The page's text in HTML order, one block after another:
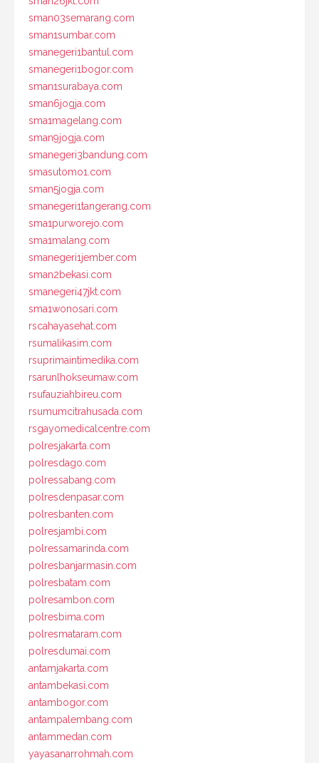
sman03semarang.com
sman1sumbar.com
smanegeri1bantul.com
smanegeri1bogor.com
sman1surabaya.com
sman6jogja.com
sma1magelang.com
sman9jogja.com
smanegeri3bandung.com
smasutomo1.com
sman5jogja.com
smanegeri1tangerang.com
sma1purworejo.com
sma1malang.com
smanegeri1jember.com
sman2bekasi.com
smanegeri47jkt.com
sma1wonosari.com
rscahayasehat.com
rsumalikasim.com
rsuprimaintimedika.com
rsarunlhokseumaw.com
rsufauziahbireu.com
rsumumcitrahusada.com
rsgayomedicalcentre.com
polresjakarta.com
polresdago.com
polressabang.com
polresdenpasar.com
polresbanten.com
polresjambi.com
polressamarinda.com
polresbanjarmasin.com
polresbatam.com
polresambon.com
polresbima.com
polresmataram.com
polresdumai.com
antamjakarta.com
antambekasi.com
antambogor.com
antampalembang.com
antammedan.com
yayasanarrohmah.com